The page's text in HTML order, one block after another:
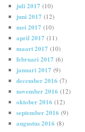
juli 2017 (10)
juni 2017 (12)
mei 2017 (10)
april 2017 (11)
maart 2017 (10)
februari 2017 (6)
januari 2017 (9)
december 2016 (7)
november 2016 (12)
oktober 2016 (12)
september 2016 (9)
augustus 2016 (8)